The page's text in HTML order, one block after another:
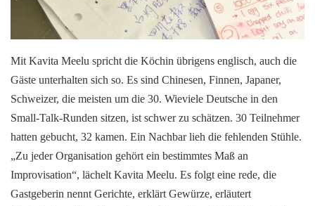
Mit Kavita Meelu spricht die Köchin übrigens englisch, auch die
Gäste unterhalten sich so. Es sind Chinesen, Finnen, Japaner,
Schweizer, die meisten um die 30. Wieviele Deutsche in den
Small-Talk-Runden sitzen, ist schwer zu schätzen. 30 Teilnehmer
hatten gebucht, 32 kamen. Ein Nachbar lieh die fehlenden Stühle.
„Zu jeder Organisation gehört ein bestimmtes Maß an
Improvisation“, lächelt Kavita Meelu. Es folgt eine rede, die
Gastgeberin nennt Gerichte, erklärt Gewürze, erläutert